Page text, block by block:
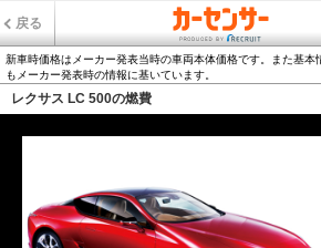
戻る
新車時価格はメーカー発表当時の車両本体価格です。また基本
もメーカー発表時の情報に基いています。
レクサス LC 500の燃費